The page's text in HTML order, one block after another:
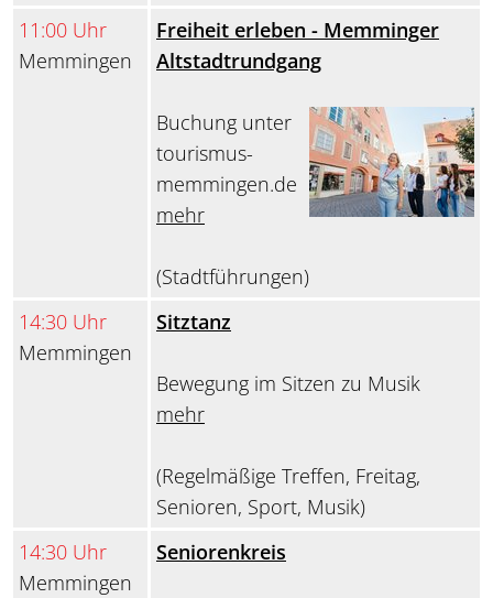
11:00 Uhr
Memmingen
Freiheit erleben - Memminger
Altstadtrundgang
Buchung unter
tourismus-
memmingen.de
mehr
(Stadtführungen)
14:30 Uhr
Memmingen
Sitztanz
Bewegung im Sitzen zu Musik
mehr
(Regelmäßige Treffen, Freitag,
Senioren, Sport, Musik)
14:30 Uhr
Memmingen
Seniorenkreis